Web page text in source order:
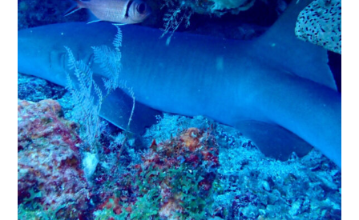
1
PLONGÉE PASSION